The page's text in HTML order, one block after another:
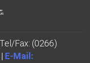
Fax: (0266)
E-Mail: